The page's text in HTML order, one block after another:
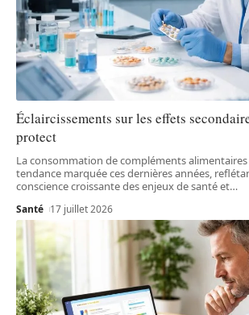
Éclaircissements sur les effets
protect
La consommation de compléments
tendance marquée ces dernières années,
conscience croissante des enjeux de santé et…
Santé 17 juillet 2026